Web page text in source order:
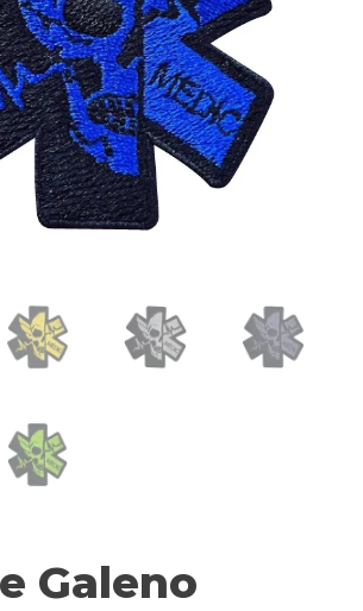
Galeno